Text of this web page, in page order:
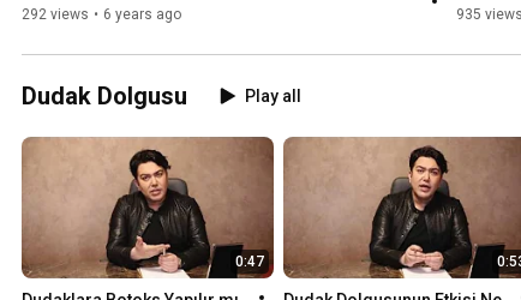
292 views • 6 years ago 935 views
Dudak Dolgusu Play all
0:47